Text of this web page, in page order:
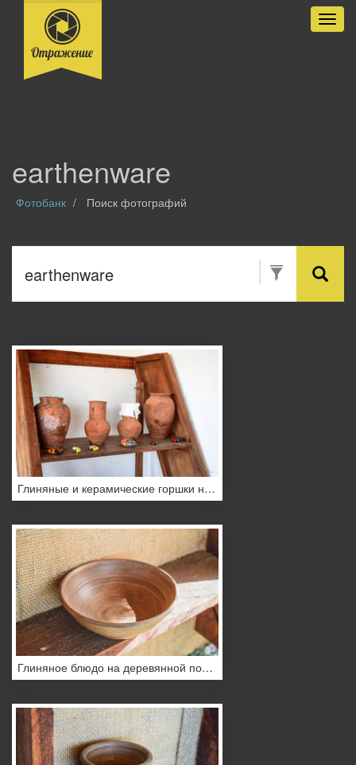
earthenware
Фотобанк Поиск фотографий
Глиняные и керамические горшки на деревянной этажерке
Глиняное блюдо на деревянной полке